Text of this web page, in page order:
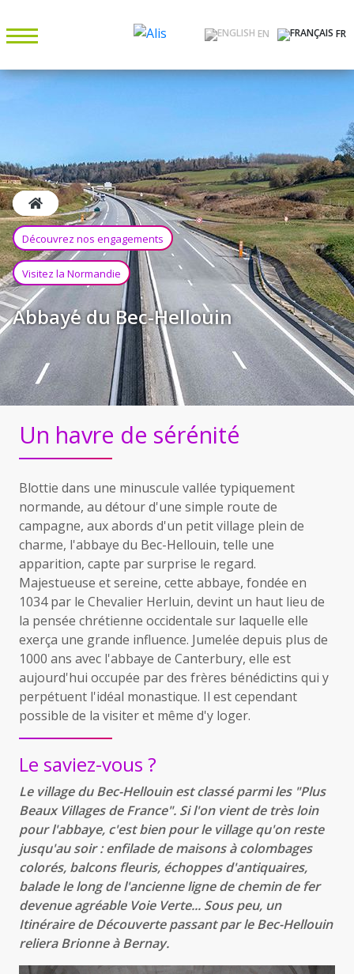
EN FR
Découvrez nos engagements
Visitez la Normandie
Abbaye du Bec-Hellouin
Un havre de sérénité
Blottie dans une minuscule vallée typiquement
normande, au détour d'une simple route de
campagne, aux abords d'un petit village plein de
charme, l'abbaye du Bec-Hellouin, telle une
apparition, capte par surprise le regard.
Majestueuse et sereine, cette abbaye, fondée en
1034 par le Chevalier Herluin, devint un haut lieu de
la pensée chrétienne occidentale sur laquelle elle
exerça une grande influence. Jumelée depuis plus de
1000 ans avec l'abbaye de Canterbury, elle est
aujourd'hui occupée par des frères bénédictins qui y
perpétuent l'idéal monastique. Il est cependant
possible de la visiter et même d'y loger.
Le saviez-vous ?
Le village du Bec-Hellouin est classé parmi les "Plus
Beaux Villages de France". Si l'on vient de très loin
pour l'abbaye, c'est bien pour le village qu'on reste
jusqu'au soir : enfilade de maisons à colombages
colorés, balcons fleuris, échoppes d'antiquaires,
balade le long de l'ancienne ligne de chemin de fer
devenue agréable Voie Verte... Sous peu, un
Itinéraire de Découverte passant par le Bec-Hellouin
reliera Brionne à Bernay.